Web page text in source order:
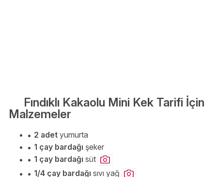
Fındıklı Kakaolu Mini Kek Tarifi İçin
Malzemeler
2 adet yumurta
1 çay bardağı şeker
1 çay bardağı süt
1/4 çay bardağı sıvı yağ